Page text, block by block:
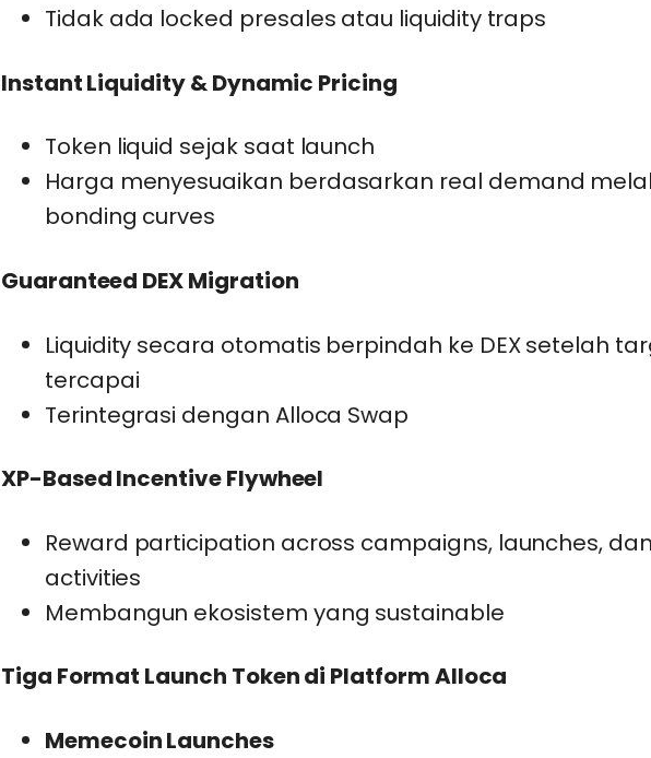
Tidak ada locked presales atau liquidity traps
Instant Liquidity & Dynamic Pricing
Token liquid sejak saat launch
Harga menyesuaikan berdasarkan real demand
bonding curves
Guaranteed DEX Migration
Liquidity secara otomatis berpindah ke DEX setelah
tercapai
Terintegrasi dengan Alloca Swap
XP-Based Incentive Flywheel
Reward participation across campaigns, launches,
activities
Membangun ekosistem yang sustainable
Tiga Format Launch Token di Platform Alloca
Memecoin Launches